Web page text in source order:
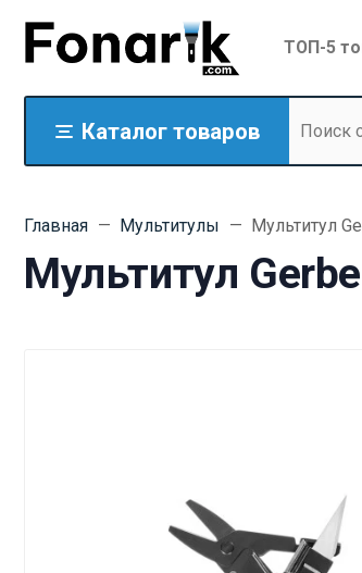
ТОП-5
Каталог товаров
Главная Мультитулы Мультитул
Мультитул